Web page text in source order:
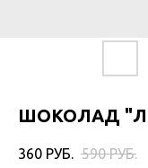
ШОКОЛАД
360 РУБ. 590 РУБ.